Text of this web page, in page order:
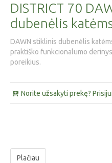
DISTRICT 70
dubenėlis
DAWN stiklinis dubenėlis
praktiško funkcionalumo
poreikius.
Norite užsakyti prekę?
Plačiau